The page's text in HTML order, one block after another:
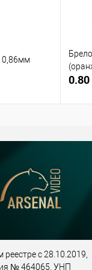
0,86мм
0.80
реестре с 28.10.2019,
№ 464065. УНП